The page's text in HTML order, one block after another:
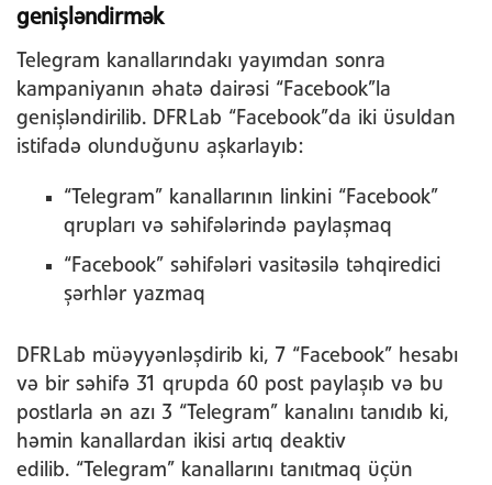
genişləndirmək
Telegram kanallarındakı yayımdan sonra
kampaniyanın əhatə dairəsi “Facebook”la
genişləndirilib. DFRLab “Facebook”da iki üsuldan
istifadə olunduğunu aşkarlayıb:
“Telegram” kanallarının linkini “Facebook”
qrupları və səhifələrində paylaşmaq
“Facebook” səhifələri vasitəsilə təhqiredici
şərhlər yazmaq
DFRLab müəyyənləşdirib ki, 7 “Facebook” hesabı
və bir səhifə 31 qrupda 60 post paylaşıb və bu
postlarla ən azı 3 “Telegram” kanalını tanıdıb ki,
həmin kanallardan ikisi artıq deaktiv
edilib. “Telegram” kanallarını tanıtmaq üçün